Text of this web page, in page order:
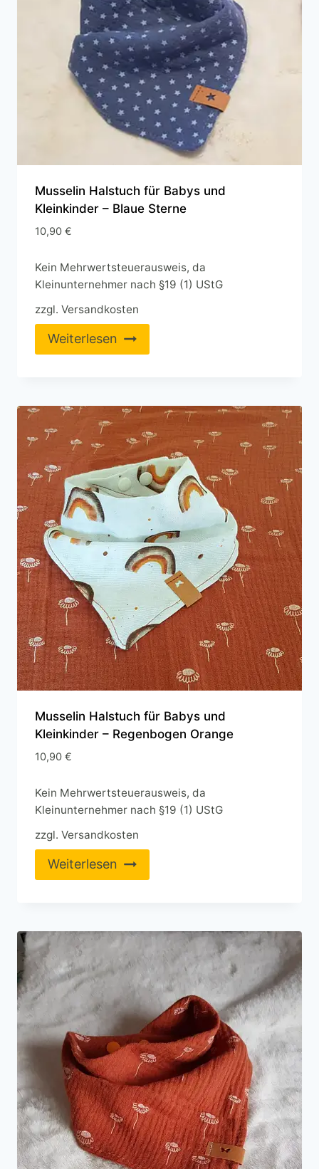
Musselin Halstuch für Babys und
Kleinkinder – Blaue Sterne
10,90 €
Kein Mehrwertsteuerausweis, da
Kleinunternehmer nach §19 (1) UStG
zzgl. Versandkosten
Weiterlesen
Musselin Halstuch für Babys und
Kleinkinder – Regenbogen Orange
10,90 €
Kein Mehrwertsteuerausweis, da
Kleinunternehmer nach §19 (1) UStG
zzgl. Versandkosten
Weiterlesen